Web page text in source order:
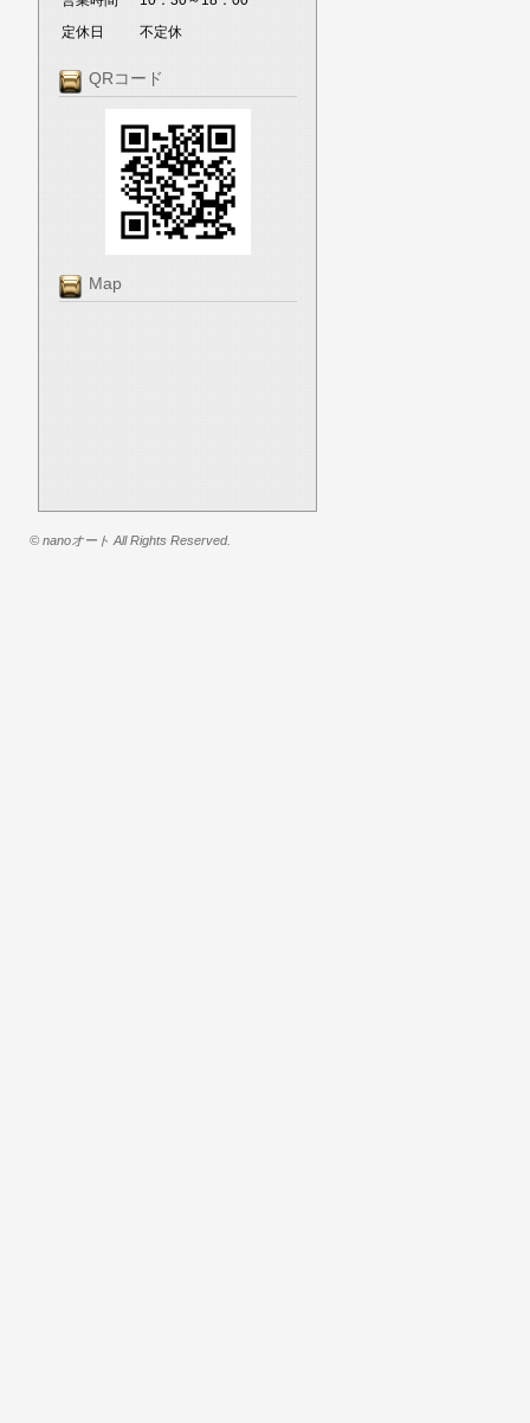
定休日
不定休
QRコード
Map
© nanoオート All Rights Reserved.